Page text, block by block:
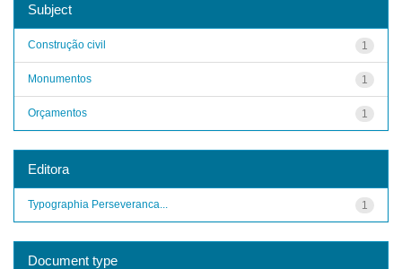
Subject
1
Construção civil
1
Monumentos
1
Orçamentos
Editora
1
Typographia Perseveranca...
Document type